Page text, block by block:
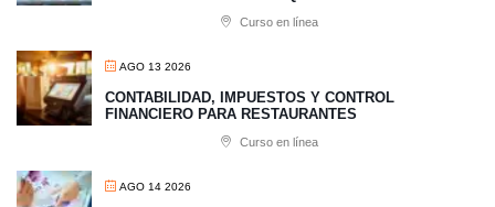
Curso en línea
AGO 13 2026
CONTABILIDAD, IMPUESTOS Y CONTROL
FINANCIERO PARA RESTAURANTES
Curso en línea
AGO 14 2026